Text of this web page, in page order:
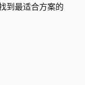
到最适合方案的